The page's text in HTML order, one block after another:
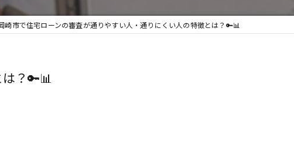
崎市で住宅ローンの審査が通りやすい人・通りにくい人の特徴とは？🔑📊
？🔑📊